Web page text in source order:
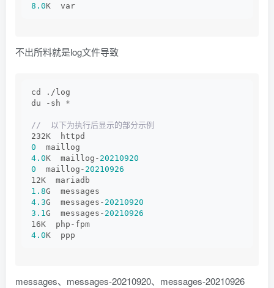
8.0K  var
不出所料就是log文件导致
cd ./log
du -sh *
//  以下为执行后显示的部分示例
232K  httpd
0
  maillog
4.0K  maillog- 20210920
0
  maillog-
20210926
12K  mariadb
1.8G  messages
4.3G  messages- 20210920
3.1 G  messages- 20210926
16K  php-fpm
4.0K  ppp
messages、messages-20210920、messages-20210926